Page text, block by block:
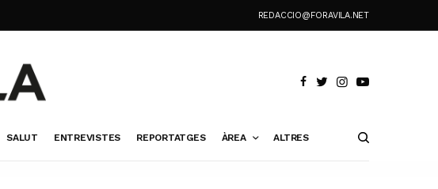
REDACCIO@FORAVILA.NET
SALUT ENTREVISTES REPORTATGES ÀREA ALTRES